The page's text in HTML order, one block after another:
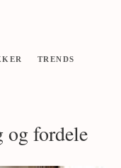
TRENDS
og fordele